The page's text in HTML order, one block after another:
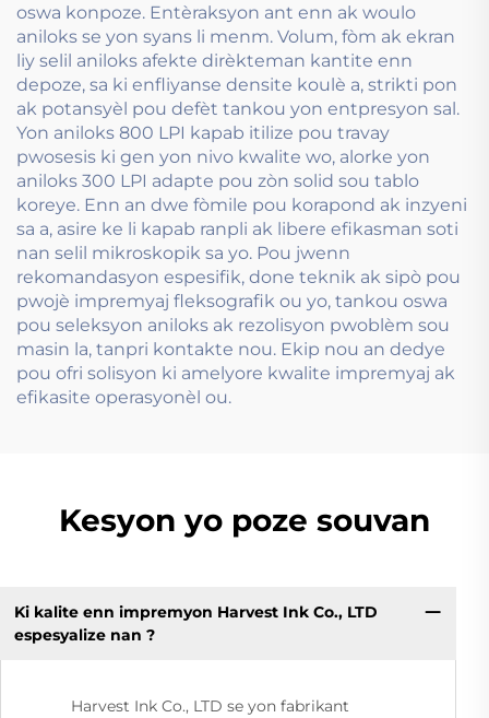
oswa konpoze. Entèraksyon ant enn ak woulo
aniloks se yon syans li menm. Volum, fòm ak ekran
liy selil aniloks afekte dirèkteman kantite enn
depoze, sa ki enfliyanse densite koulè a, strikti pon
ak potansyèl pou defèt tankou yon entpresyon sal.
Yon aniloks 800 LPI kapab itilize pou travay
pwosesis ki gen yon nivo kwalite wo, alorke yon
aniloks 300 LPI adapte pou zòn solid sou tablo
koreye. Enn an dwe fòmile pou korapond ak inzyeni
sa a, asire ke li kapab ranpli ak libere efikasman soti
nan selil mikroskopik sa yo. Pou jwenn
rekomandasyon espesifik, done teknik ak sipò pou
pwojè impremyaj fleksografik ou yo, tankou oswa
pou seleksyon aniloks ak rezolisyon pwoblèm sou
masin la, tanpri kontakte nou. Ekip nou an dedye
pou ofri solisyon ki amelyore kwalite impremyaj ak
efikasite operasyonèl ou.
Kesyon yo poze souvan
Ki kalite enn impremyon Harvest Ink Co., LTD
espesyalize nan ?
Harvest Ink Co., LTD se yon fabrikant